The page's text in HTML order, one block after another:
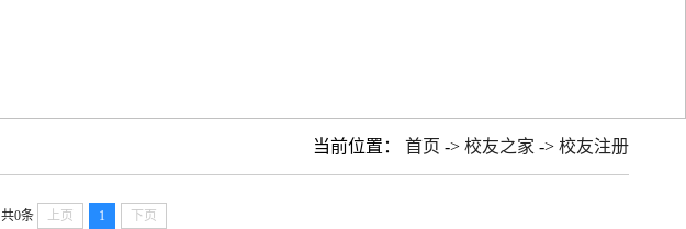
当前位置： 首页 -> 校友之家 -> 校友注册
共0条 上页 1 下页